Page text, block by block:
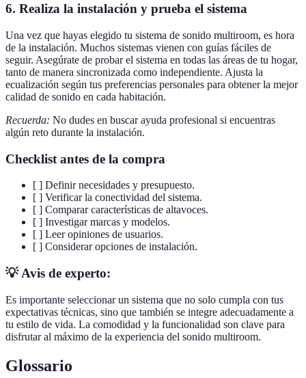
6. Realiza la instalación y prueba el sistema
Una vez que hayas elegido tu sistema de sonido multiroom, es hora
de la instalación. Muchos sistemas vienen con guías fáciles de
seguir. Asegúrate de probar el sistema en todas las áreas de tu hogar,
tanto de manera sincronizada como independiente. Ajusta la
ecualización según tus preferencias personales para obtener la mejor
calidad de sonido en cada habitación.
Recuerda: No dudes en buscar ayuda profesional si encuentras
algún reto durante la instalación.
Checklist antes de la compra
[ ] Definir necesidades y presupuesto.
[ ] Verificar la conectividad del sistema.
[ ] Comparar características de altavoces.
[ ] Investigar marcas y modelos.
[ ] Leer opiniones de usuarios.
[ ] Considerar opciones de instalación.
💡 Avis de experto:
Es importante seleccionar un sistema que no solo cumpla con tus
expectativas técnicas, sino que también se integre adecuadamente a
tu estilo de vida. La comodidad y la funcionalidad son clave para
disfrutar al máximo de la experiencia del sonido multiroom.
Glossario